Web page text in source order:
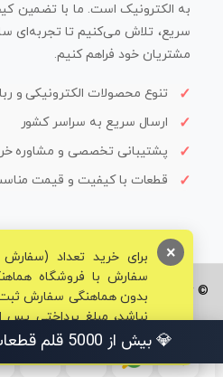
به الکترونیک است. ما با تضمین
سریع، تلاش می‌کنیم تا تجربه‌ای
مشتریان خود فراهم کنیم.
تنوع محصولات الکترونیکی و
ارسال سریع به سراسر کشور
پشتیبانی تخصصی و مشاوره
قطعات با کیفیت و قیمت
© تمامی حقوق برای فروشگاه تخصصی
برای خرید تعداد
سفارش با فروشگاه
بدون هماهنگی سفارش
نباشد، مبلغ پرداختی پس
مالیاتی به حساب شما
×
💎 بیش از 5000 قلم قطعات الکترونیک و رباتیک